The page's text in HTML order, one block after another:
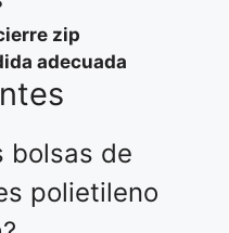
zip
adecuada
bolsas de
polietileno